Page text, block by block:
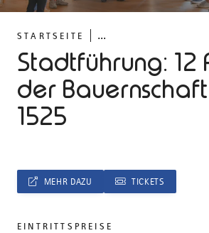
STARTSEITE ...
Stadtführung: 12
der
1525
MEHR DAZU TICKETS
EINTRITTSPREISE